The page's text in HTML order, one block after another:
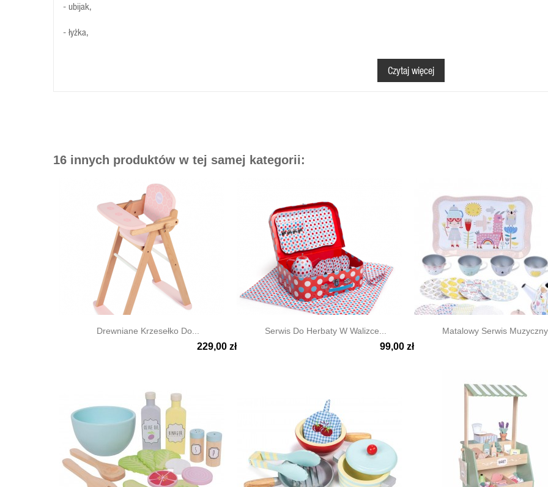
- ubijak,
- łyżka,
Opakowanie: 20x13x7cm.
Fartuszek: 74cm długości, 45cm szerokości.
Ściereczki: 30x19cm.
Łyżka i widelec: 12cm.
Pozostałe przyrządy: ok. 15cm.
wiek: 3 lata +
Czytaj więcej
16 innych produktów w tej samej kategorii:
Drewniane Krzesełko Do...
229,00 zł
Serwis Do Herbaty W Walizce...
99,00 zł
Matalowy Serwis Muzyczny